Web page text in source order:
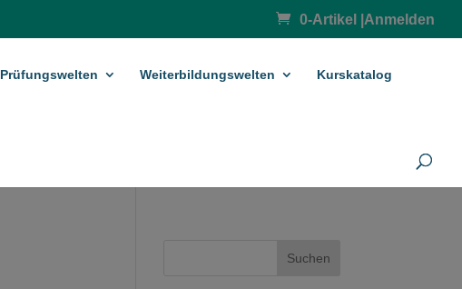
0-Artikel Anmelden
Prüfungs­welten Weiterbildungswelten Kurskatalog
Suchen